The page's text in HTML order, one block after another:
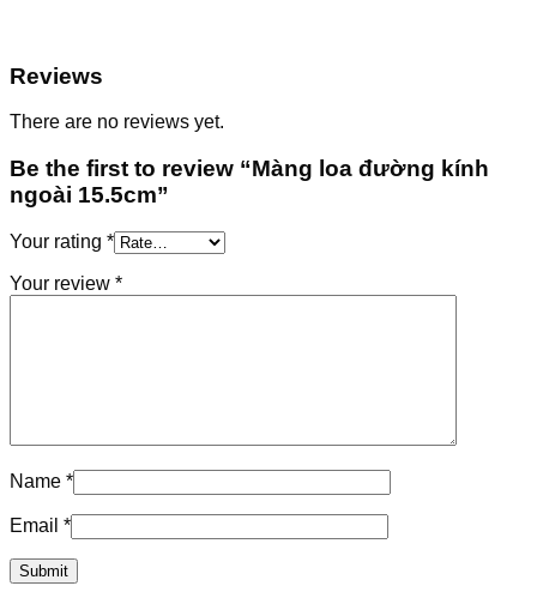
Reviews
There are no reviews yet.
Be the first to review “Màng loa đường kính
ngoài 15.5cm”
Your rating *
Your review *
Name *
Email *